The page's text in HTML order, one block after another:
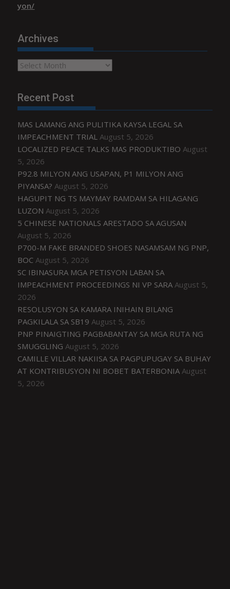
yon/
Archives
Archives
Recent Post
MAS LAMANG ANG PULITIKA KAYSA LEGAL SA
IMPEACHMENT TRIAL August 5, 2026
LOCALIZED PEACE TALKS MAS PRODUKTIBO August
5, 2026
P92.8 MILYON ANG USAPAN, P1 MILYON ANG
PIYANSA? August 5, 2026
HAGUPIT NG TS MAYMAY RAMDAM SA HILAGANG
LUZON August 5, 2026
5 CHINESE NATIONALS ARESTADO SA AGUSAN
August 5, 2026
P700-M FAKE BRANDED SHOES NASAMSAM NG PNP,
BOC August 5, 2026
SC IBINASURA MGA PETISYON LABAN SA
IMPEACHMENT PROCEEDINGS NI VP SARA August 5,
2026
RESOLUSYON SA KAMARA INIHAIN BILANG
PAGKILALA SA SB19 August 5, 2026
PNP PINAIGTING PAGBABANTAY SA MGA RUTA NG
SMUGGLING August 5, 2026
CAMILLE VILLAR NAKIISA SA PAGPUPUGAY SA BUHAY
AT KONTRIBUSYON NI BOBET BATERBONIA August
5, 2026